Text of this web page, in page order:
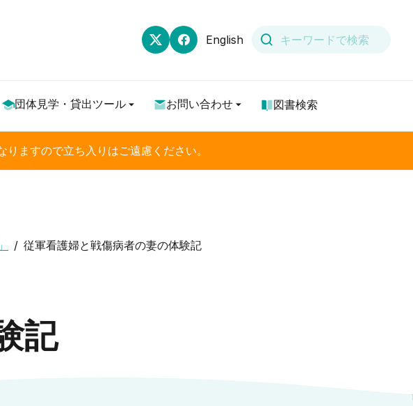
English
団体見学・貸出ツール お問い合わせ 図書検索
ますので立ち入りはご遠慮ください。
従軍看護婦と戦傷病者の妻の体験記
記